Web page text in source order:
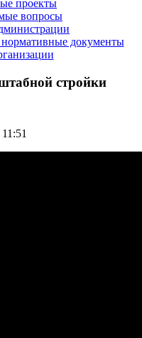
проекты
вопросы
документы
стройки